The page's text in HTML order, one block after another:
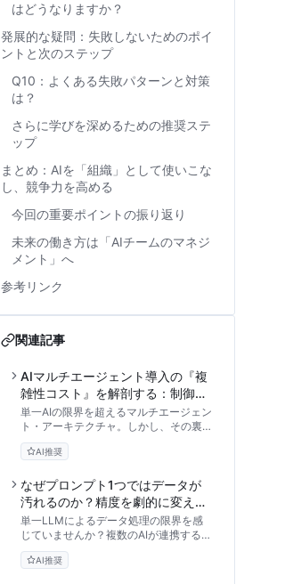
はどうなりますか？
発展的な疑問：失敗しないためのポイ
ントと次のステップ
Q10：よくある失敗パターンと対策
は？
さらに学びを深めるための推奨ステ
ップ
まとめ：AIを「組織」として使いこな
し、競争力を高める
今回の重要ポイントの振り返り
未来の働き方は「AIチームのマネジ
メント」へ
参考リンク
関連記事
AIマルチエージェント導入の『複
雑性コスト』を解剖する：制御不
能リスクを防ぐ評価フレームワー
クと実践ガイド
単一AIの限界を超えるマルチエージェン
ト・アーキテクチャ。しかし、その裏に
は「複雑性コスト」という事業継続を脅
かすリスクが潜んでいます。本記事で
ら、連鎖的ハルシネーションやAPIコス
ト爆発を防ぐための評価マトリクスと段
階的実装アプローチを解説します。
AI推奨
なぜプロンプト1つではデータが
汚れるのか？精度を劇的に変える
「AIチーム設計」の教科書
単一LLMによるデータ処理の限界を感
じていませんか？複数のAIが連携する
「マルチエージェント・アーキテクチ
ャ」の設計思想から、役割定義、相互監
AI推奨